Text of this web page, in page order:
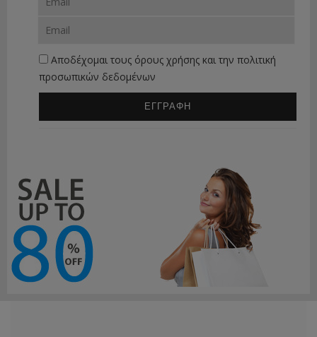
Αποδέχομαι τους όρους χρήσης και την πολιτική
προσωπικών δεδομένων
ΕΓΓΡΑΦΗ